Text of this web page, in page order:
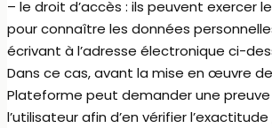
– le droit d’accès : ils peuvent exercer
pour connaître les données
écrivant à l’adresse électronique ci-
Dans ce cas, avant la mise en œuvre
Plateforme peut demander une preuve
l’utilisateur afin d’en vérifier l’exactitude